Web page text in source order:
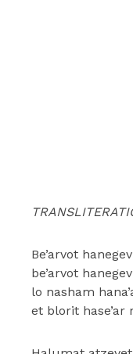
Be’arvot
be’arvot
lo nasham
et blorit hase’ar